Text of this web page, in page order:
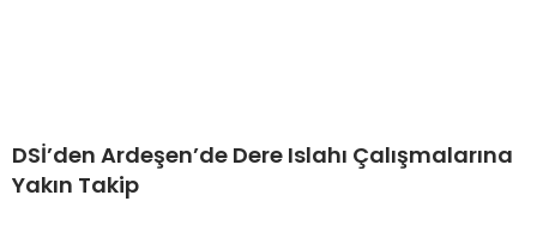
DSİ’den Ardeşen’de Dere Islahı Çalışmalarına
Yakın Takip